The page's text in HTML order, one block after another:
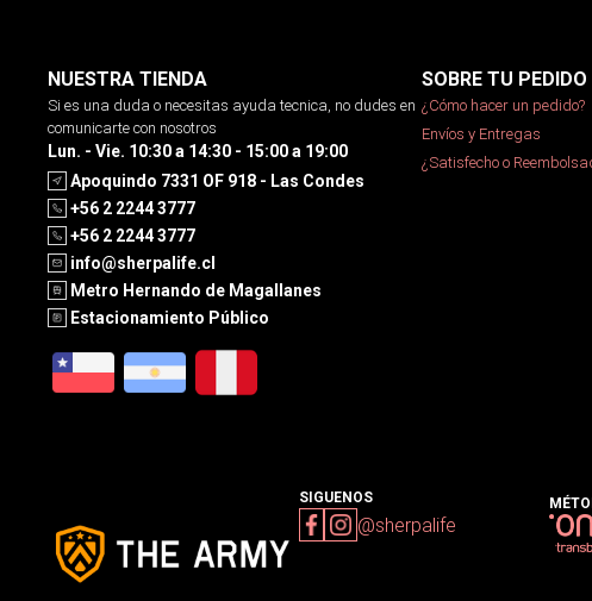
NUESTRA TIENDA
Si es una duda o necesitas ayuda tecnica, no dudes en
comunicarte con nosotros
Lun. - Vie. 10:30 a 14:30 - 15:00 a 19:00
Apoquindo 7331 OF 918 - Las Condes
+56 2 2244 3777
+56 2 2244 3777
info@sherpalife.cl
Metro Hernando de Magallanes
Estacionamiento Público
SOBRE TU PEDIDO
¿Cómo hacer un pedido?
Envíos y Entregas
¿Satisfecho o
SIGUENOS
@sherpalife